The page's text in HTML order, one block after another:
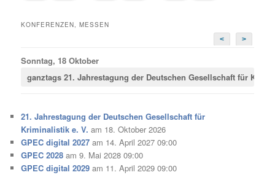
KONFERENZEN, MESSEN
<
>
Sonntag, 18 Oktober
ganztags21. Jahrestagung der Deutschen Gesellschaft für
21. Jahrestagung der Deutschen Gesellschaft für
Kriminalistik e. V. am 18. Oktober 2026
GPEC digital 2027 am 14. April 2027 09:00
GPEC 2028 am 9. Mai 2028 09:00
GPEC digital 2029 am 11. April 2029 09:00